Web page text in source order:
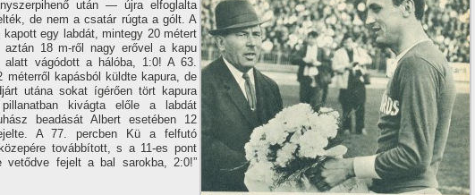
után — újra elfoglalta
de nem a csatár rúgta a gólt. A
egy labdát, mintegy 20 métert
18 m-ről nagy erővel a kapu
vágódott a hálóba, 1:0! A 63.
méterről kapásból küldte kapura, de
utána sokat í­gérően tört kapura
kivágta előle a labdát
beadását Albert esetében 12
A 77. percben Kü a felfutó
továbbí­tott, s a 11-es pont
vetődve fejelt a bal sarokba, 2:0!”